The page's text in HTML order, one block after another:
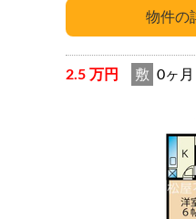
2.5 万円 敷 0ヶ月